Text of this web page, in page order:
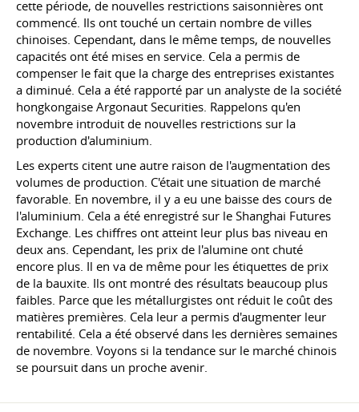
cette période, de nouvelles restrictions saisonnières ont
commencé. Ils ont touché un certain nombre de villes
chinoises. Cependant, dans le même temps, de nouvelles
capacités ont été mises en service. Cela a permis de
compenser le fait que la charge des entreprises existantes
a diminué. Cela a été rapporté par un analyste de la société
hongkongaise Argonaut Securities. Rappelons qu'en
novembre introduit de nouvelles restrictions sur la
production d'aluminium.
Les experts citent une autre raison de l'augmentation des
volumes de production. C'était une situation de marché
favorable. En novembre, il y a eu une baisse des cours de
l'aluminium. Cela a été enregistré sur le Shanghai Futures
Exchange. Les chiffres ont atteint leur plus bas niveau en
deux ans. Cependant, les prix de l'alumine ont chuté
encore plus. Il en va de même pour les étiquettes de prix
de la bauxite. Ils ont montré des résultats beaucoup plus
faibles. Parce que les métallurgistes ont réduit le coût des
matières premières. Cela leur a permis d'augmenter leur
rentabilité. Cela a été observé dans les dernières semaines
de novembre. Voyons si la tendance sur le marché chinois
se poursuit dans un proche avenir.